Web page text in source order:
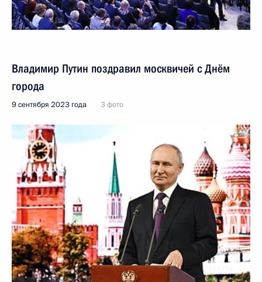
Владимир Путин поздравил москвичей с Днём
города
9 сентября 2023 года 3 фото